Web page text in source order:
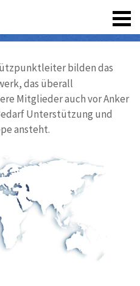
bilden das
das überall
Mitglieder auch vor Anker
Unterstützung und
ansteht.